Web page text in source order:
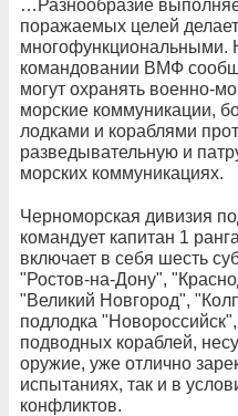
…Разнообразие
поражаемых целей
многофункциональными.
командовании ВМФ
могут охранять военно-
морские коммуникации,
лодками и кораблями
разведывательную и
морских коммуникациях.
Черноморская дивизия
командует капитан 1
включает в себя шесть
"Ростов-на-Дону",
"Великий Новгород",
подлодка
подводных кораблей,
оружие, уже отлично
испытаниях, так и в
конфликтов.